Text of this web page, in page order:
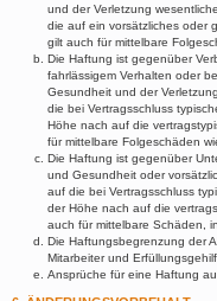
und der Verletzung
die auf ein vorsätzliches oder
gilt auch für mittelbare
Die Haftung ist gegenüber
fahrlässigem Verhalten oder
Gesundheit und der
die bei Vertragsschluss
Höhe nach auf die
für mittelbare Folgeschäden
Die Haftung ist gegenüber
und Gesundheit oder
auf die bei Vertragsschluss
der Höhe nach auf die
auch für mittelbare Schäden,
Die Haftungsbegrenzung der
Mitarbeiter und
Ansprüche für eine Haftung